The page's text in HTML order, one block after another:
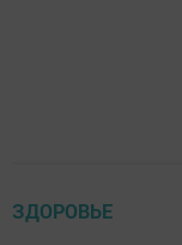
ЗДОРОВЬЕ